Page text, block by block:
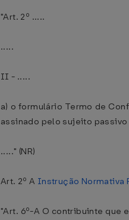
"Art. 2º .....
.....
II - .....
a) o formulário Termo de
assinado pelo sujeito
....." (NR)
Art. 2º A Instrução Normativa
"Art. 6º-A O contribuinte que